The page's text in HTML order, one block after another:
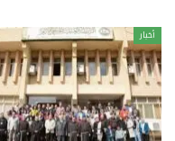
أخبار